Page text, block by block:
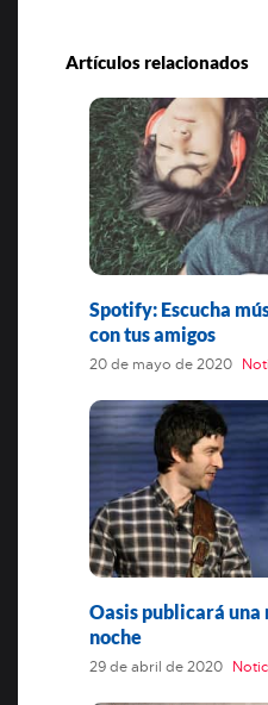
Artículos relacionados
Spotify: Escucha
con tus amigos
20 de mayo de 2020
Oasis publicará una
noche
29 de abril de 2020